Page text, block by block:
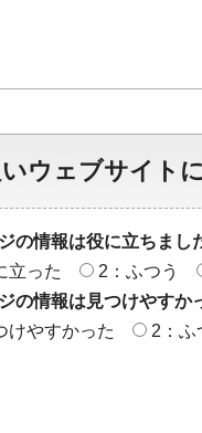
ウェブサイト
の情報は役に立ちまし
立った
2：ふつう
の情報は見つけやすか
けやすかった
2：ふ